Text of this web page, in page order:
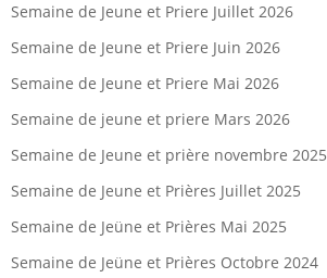
Semaine de Jeune et Priere Juillet 2026
Semaine de Jeune et Priere Juin 2026
Semaine de Jeune et Priere Mai 2026
Semaine de jeune et priere Mars 2026
Semaine de Jeune et prière novembre 2025
Semaine de Jeune et Prières Juillet 2025
Semaine de Jeüne et Prières Mai 2025
Semaine de Jeüne et Prières Octobre 2024